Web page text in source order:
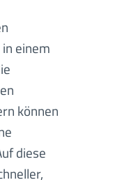
einem
können
diese